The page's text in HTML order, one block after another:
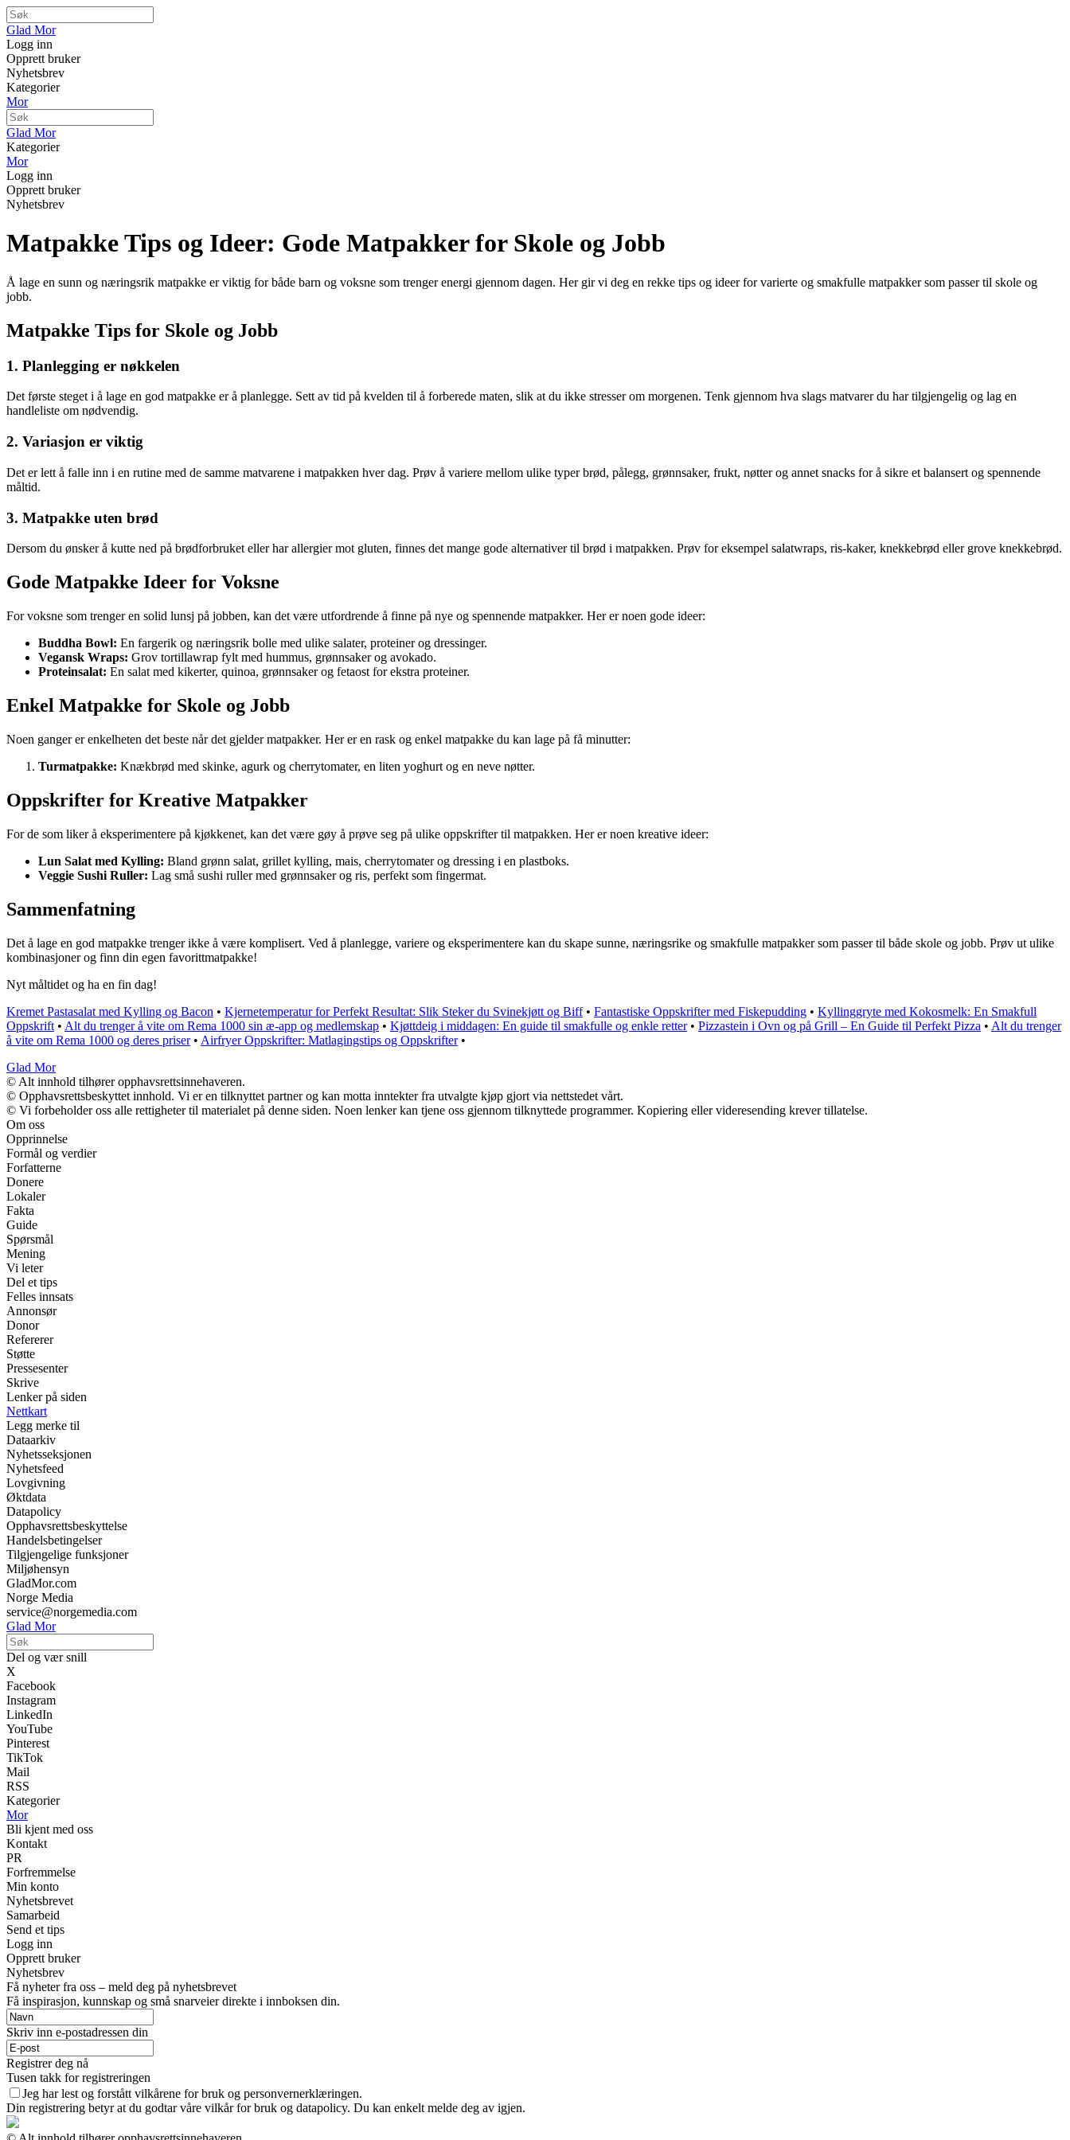
Glad Mor
Logg inn
Opprett bruker
Nyhetsbrev
Kategorier
Mor
Glad Mor
Kategorier
Mor
Logg inn
Opprett bruker
Nyhetsbrev
Matpakke Tips og Ideer: Gode Matpakker for Skole og Jobb
Å lage en sunn og næringsrik matpakke er viktig for både barn og voksne som trenger energi gjennom dagen. Her gir vi deg en rekke tips og ideer for varierte og smakfulle matpakker som passer til skole og
jobb.
Matpakke Tips for Skole og Jobb
1. Planlegging er nøkkelen
Det første steget i å lage en god matpakke er å planlegge. Sett av tid på kvelden til å forberede maten, slik at du ikke stresser om morgenen. Tenk gjennom hva slags matvarer du har tilgjengelig og lag en
handleliste om nødvendig.
2. Variasjon er viktig
Det er lett å falle inn i en rutine med de samme matvarene i matpakken hver dag. Prøv å variere mellom ulike typer brød, pålegg, grønnsaker, frukt, nøtter og annet snacks for å sikre et balansert og spennende
måltid.
3. Matpakke uten brød
Dersom du ønsker å kutte ned på brødforbruket eller har allergier mot gluten, finnes det mange gode alternativer til brød i matpakken. Prøv for eksempel salatwraps, ris-kaker, knekkebrød eller grove knekkebrød.
Gode Matpakke Ideer for Voksne
For voksne som trenger en solid lunsj på jobben, kan det være utfordrende å finne på nye og spennende matpakker. Her er noen gode ideer:
Buddha Bowl: En fargerik og næringsrik bolle med ulike salater, proteiner og dressinger.
Vegansk Wraps: Grov tortillawrap fylt med hummus, grønnsaker og avokado.
Proteinsalat: En salat med kikerter, quinoa, grønnsaker og fetaost for ekstra proteiner.
Enkel Matpakke for Skole og Jobb
Noen ganger er enkelheten det beste når det gjelder matpakker. Her er en rask og enkel matpakke du kan lage på få minutter:
Turmatpakke: Knækbrød med skinke, agurk og cherrytomater, en liten yoghurt og en neve nøtter.
Oppskrifter for Kreative Matpakker
For de som liker å eksperimentere på kjøkkenet, kan det være gøy å prøve seg på ulike oppskrifter til matpakken. Her er noen kreative ideer:
Lun Salat med Kylling: Bland grønn salat, grillet kylling, mais, cherrytomater og dressing i en plastboks.
Veggie Sushi Ruller: Lag små sushi ruller med grønnsaker og ris, perfekt som fingermat.
Sammenfatning
Det å lage en god matpakke trenger ikke å være komplisert. Ved å planlegge, variere og eksperimentere kan du skape sunne, næringsrike og smakfulle matpakker som passer til både skole og jobb. Prøv ut ulike
kombinasjoner og finn din egen favorittmatpakke!
Nyt måltidet og ha en fin dag!
Kremet Pastasalat med Kylling og Bacon • Kjernetemperatur for Perfekt Resultat: Slik Steker du Svinekjøtt og Biff• Fantastiske Oppskrifter med Fiskepudding • Kyllinggryte med Kokosmelk: En Smakfull
Oppskrift • Alt du trenger å vite om Rema 1000 sin æ-app og medlemskap • Kjøttdeig i middagen: En guide til smakfulle og enkle retter• Pizzastein i Ovn og på Grill – En Guide til Perfekt Pizza • Alt du trenger
å vite om Rema 1000 og deres priser• Airfryer Oppskrifter: Matlagingstips og Oppskrifter•
Glad Mor
© Alt innhold tilhører opphavsrettsinnehaveren.
© Opphavsrettsbeskyttet innhold. Vi er en tilknyttet partner og kan motta inntekter fra utvalgte kjøp gjort via nettstedet vårt.
© Vi forbeholder oss alle rettigheter til materialet på denne siden. Noen lenker kan tjene oss gjennom tilknyttede programmer. Kopiering eller videresending krever tillatelse.
Om oss
Opprinnelse
Formål og verdier
Forfatterne
Donere
Lokaler
Fakta
Guide
Spørsmål
Mening
Vi leter
Del et tips
Felles innsats
Annonsør
Donor
Refererer
Støtte
Pressesenter
Skrive
Lenker på siden
Nettkart
Legg merke til
Dataarkiv
Nyhetsseksjonen
Nyhetsfeed
Lovgivning
Øktdata
Datapolicy
Opphavsrettsbeskyttelse
Handelsbetingelser
Tilgjengelige funksjoner
Miljøhensyn
GladMor.com
Norge Media
service@norgemedia.com
Glad Mor
Del og vær snill
X
Facebook
Instagram
LinkedIn
YouTube
Pinterest
TikTok
Mail
RSS
Kategorier
Mor
Bli kjent med oss
Kontakt
PR
Forfremmelse
Min konto
Nyhetsbrevet
Samarbeid
Send et tips
Logg inn
Opprett bruker
Nyhetsbrev
Få nyheter fra oss – meld deg på nyhetsbrevet
Få inspirasjon, kunnskap og små snarveier direkte i innboksen din.
Skriv inn e-postadressen din
Registrer deg nå
Tusen takk for registreringen
Jeg har lest og forstått vilkårene for bruk og personvernerklæringen.
Din registrering betyr at du godtar våre vilkår for bruk og datapolicy. Du kan enkelt melde deg av igjen.